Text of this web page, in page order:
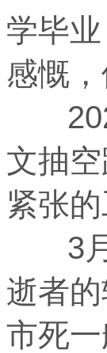
学毕
感慨
2020
文抽
紧张的
3月
逝者
市死